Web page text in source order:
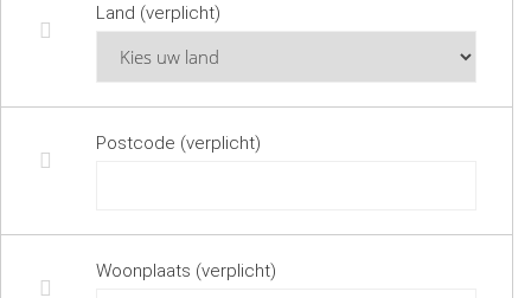
Land (verplicht)
Postcode (verplicht)
Woonplaats (verplicht)